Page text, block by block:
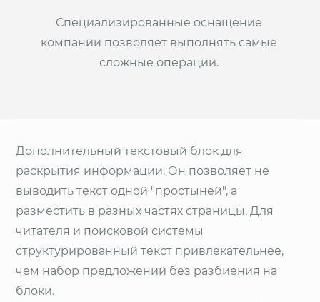
Специализированные оснащение
компании позволяет выполнять самые
сложные операции.
Дополнительный текстовый блок для
раскрытия информации. Он позволяет не
выводить текст одной "простыней", а
разместить в разных частях страницы. Для
читателя и поисковой системы
структурированный текст привлекательнее,
чем набор предложений без разбиения на
блоки.